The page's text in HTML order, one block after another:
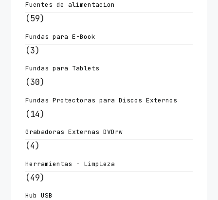
Fuentes de alimentacion
(59)
Fundas para E-Book
(3)
Fundas para Tablets
(30)
Fundas Protectoras para Discos Externos
(14)
Grabadoras Externas DVDrw
(4)
Herramientas - Limpieza
(49)
Hub USB